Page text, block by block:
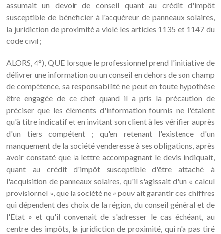
assumait un devoir de conseil quant au crédit d'impôt
susceptible de bénéficier à l'acquéreur de panneaux solaires,
la juridiction de proximité a violé les articles 1135 et 1147 du
code civil ;
ALORS, 4°), QUE lorsque le professionnel prend l'initiative de
délivrer une information ou un conseil en dehors de son champ
de compétence, sa responsabilité ne peut en toute hypothèse
être engagée de ce chef quand il a pris la précaution de
préciser que les éléments d'information fournis ne l'étaient
qu'à titre indicatif et en invitant son client à les vérifier auprès
d'un tiers compétent ; qu'en retenant l'existence d'un
manquement de la société venderesse à ses obligations, après
avoir constaté que la lettre accompagnant le devis indiquait,
quant au crédit d'impôt susceptible d'être attaché à
l'acquisition de panneaux solaires, qu'il s'agissait d'un « calcul
provisionnel », que la société ne « pouv ait garantir ces chiffres
qui dépendent des choix de la région, du conseil général et de
l'Etat » et qu'il convenait de s'adresser, le cas échéant, au
centre des impôts, la juridiction de proximité, qui n'a pas tiré